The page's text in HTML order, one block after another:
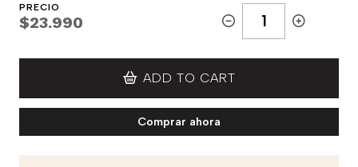
PRECIO
$23.990
ADD TO CART
Comprar ahora